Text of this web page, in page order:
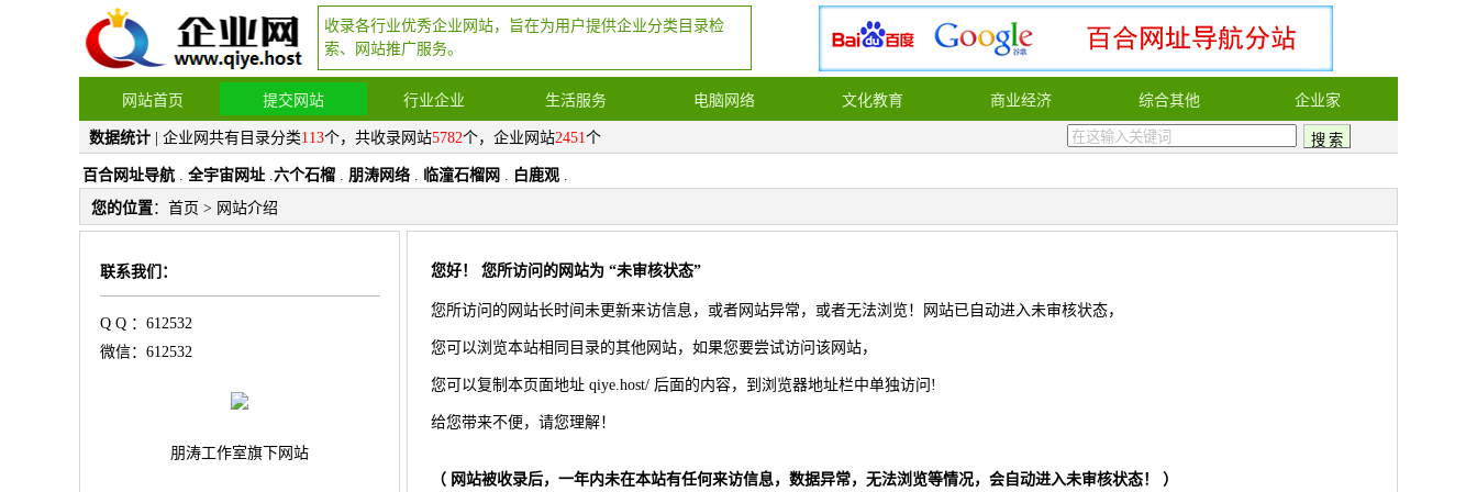
收录各行业优秀企业网站，旨在为用户提供企业分类目录检
索、网站推广服务。
网站首页 提交网站 行业企业 生活服务 电脑网络 文化教育 商业经济 综合其他 企业家
数据统计 | 企业网共有目录分类113个，共收录网站5782个，企业网站2451个
百合网址导航 . 全宇宙网址 .六个石榴 . 朋涛网络 . 临潼石榴网 . 白鹿观 .
您的位置： 首页 > 网站介绍
联系我们：
Q Q ：612532
微信：612532
朋涛工作室旗下网站
您好！ 您所访问的网站为 “未审核状态”
您所访问的网站长时间未更新来访信息，或者网站异常，或者无法浏览！网站已自动进入未审核状态，
您可以浏览本站相同目录的其他网站，如果您要尝试访问该网站，
您可以复制本页面地址 qiye.host/ 后面的内容，到浏览器地址栏中单独访问!
给您带来不便，请您理解！
（ 网站被收录后，一年内未在本站有任何来访信息，数据异常，无法浏览等情况，会自动进入未审核状态！ ）